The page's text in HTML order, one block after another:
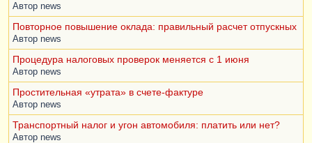
Автор news
Повторное повышение оклада: правильный расчет отпускных
Автор news
Процедура налоговых проверок меняется с 1 июня
Автор news
Простительная «утрата» в счете-фактуре
Автор news
Транспортный налог и угон автомобиля: платить или нет?
Автор news